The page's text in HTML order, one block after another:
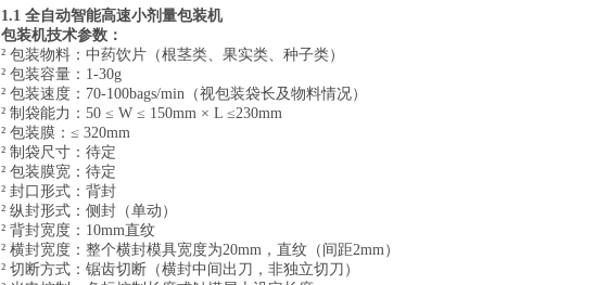
1.1 全自动智能高速小剂量包装机
包装机技术参数：
² 包装物料：中药饮片（根茎类、果实类、种子类）
² 包装容量：1-30g
² 包装速度：70-100bags/min （视包装袋长及物料情况）
² 制袋能力： 50 ≤ W ≤ 150mm × L ≤230mm
² 包装膜：≤ 320mm
² 制袋尺寸：待定
² 包装膜宽：待定
² 封口形式：背封
² 纵封形式：侧封（单动）
² 背封宽度：10mm直纹
² 横封宽度：整个横封模具宽度为20mm，直纹（间距2mm）
² 切断方式：锯齿切断（横封中间出刀，非独立切刀）